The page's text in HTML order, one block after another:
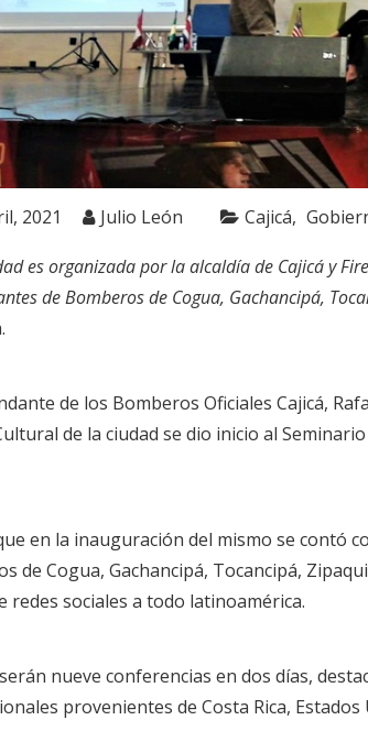
2021 Julio León Cajicá
es organizada por la alcaldía de Cajicá y
de Bomberos de Cogua, Gachancipá,
de los Bomberos Oficiales Cajicá,
de la ciudad se dio inicio al
en la inauguración del mismo se contó
de Cogua, Gachancipá, Tocancipá,
redes sociales a todo latinoamérica.
nueve conferencias en dos días,
provenientes de Costa Rica, Estados